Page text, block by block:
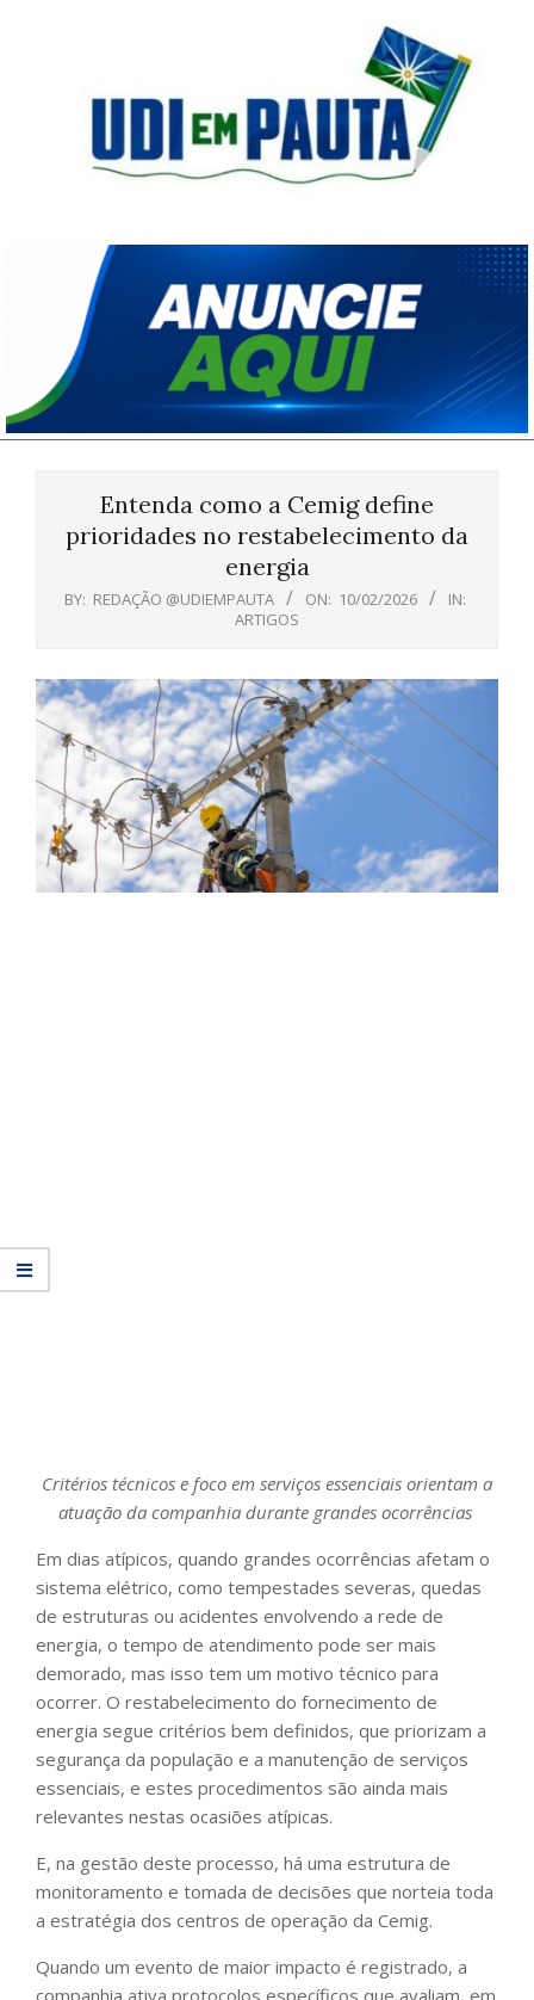
Pauta
Entenda como a Cemig define
prioridades no restabelecimento da
energia
BY: REDAÇÃO @UDIEMPAUTA ON: 10/02/2026
IN:
ARTIGOS
Critérios técnicos e foco em serviços essenciais orientam a
atuação da companhia durante grandes ocorrências
Em dias atípicos, quando grandes ocorrências afetam o
sistema elétrico, como tempestades severas, quedas
de estruturas ou acidentes envolvendo a rede de
energia, o tempo de atendimento pode ser mais
demorado, mas isso tem um motivo técnico para
ocorrer. O restabelecimento do fornecimento de
energia segue critérios bem definidos, que priorizam a
segurança da população e a manutenção de serviços
essenciais, e estes procedimentos são ainda mais
relevantes nestas ocasiões atípicas.
E, na gestão deste processo, há uma estrutura de
monitoramento e tomada de decisões que norteia toda
a estratégia dos centros de operação da Cemig.
Quando um evento de maior impacto é registrado, a